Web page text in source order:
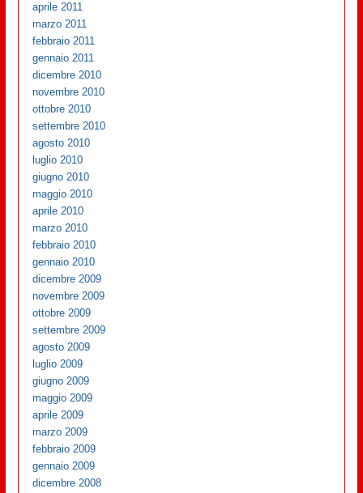
aprile 2011
marzo 2011
febbraio 2011
gennaio 2011
dicembre 2010
novembre 2010
ottobre 2010
settembre 2010
agosto 2010
luglio 2010
giugno 2010
maggio 2010
aprile 2010
marzo 2010
febbraio 2010
gennaio 2010
dicembre 2009
novembre 2009
ottobre 2009
settembre 2009
agosto 2009
luglio 2009
giugno 2009
maggio 2009
aprile 2009
marzo 2009
febbraio 2009
gennaio 2009
dicembre 2008